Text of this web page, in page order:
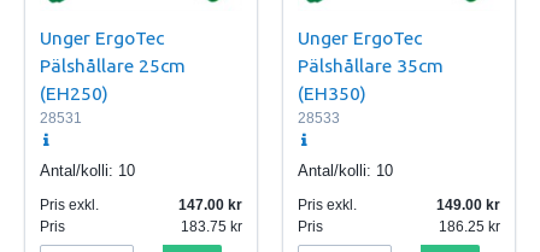
Unger ErgoTec
Pälshållare 25cm
(EH250)
28531
Antal/kolli: 10
Pris exkl.
147.00
Pris
183.75
Unger ErgoTec
Pälshållare 35cm
(EH350)
28533
Antal/kolli: 10
Pris exkl.
149.00
Pris
186.25